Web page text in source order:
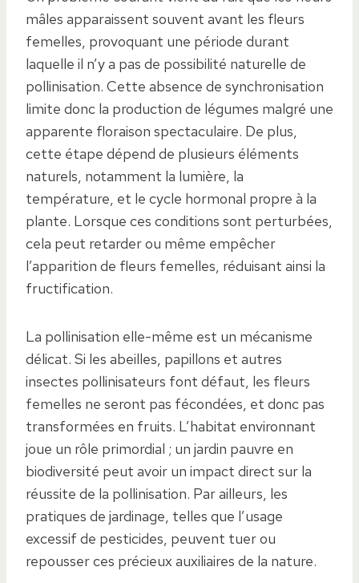
mâles apparaissent souvent avant les fleurs
femelles, provoquant une période durant
laquelle il n’y a pas de possibilité naturelle de
pollinisation. Cette absence de synchronisation
limite donc la production de légumes malgré une
apparente floraison spectaculaire. De plus,
cette étape dépend de plusieurs éléments
naturels, notamment la lumière, la
température, et le cycle hormonal propre à la
plante. Lorsque ces conditions sont perturbées,
cela peut retarder ou même empêcher
l’apparition de fleurs femelles, réduisant ainsi la
fructification.
La pollinisation elle-même est un mécanisme
délicat. Si les abeilles, papillons et autres
insectes pollinisateurs font défaut, les fleurs
femelles ne seront pas fécondées, et donc pas
transformées en fruits. L’habitat environnant
joue un rôle primordial ; un jardin pauvre en
biodiversité peut avoir un impact direct sur la
réussite de la pollinisation. Par ailleurs, les
pratiques de jardinage, telles que l’usage
excessif de pesticides, peuvent tuer ou
repousser ces précieux auxiliaires de la nature.